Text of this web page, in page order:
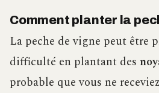
Comment planter la
La peche de vigne peut être
difficulté en plantant des
probable que vous ne